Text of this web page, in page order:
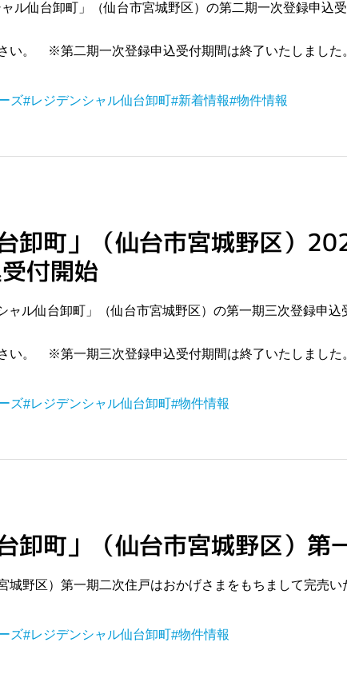
ル仙台卸町」（仙台市宮城野区）の第二期一次登録申込受
い。 ※第二期一次登録申込受付期間は終了いたしました
ズ レジデンシャル仙台卸町 新着情報 物件情報
卸町」（仙台市宮城野区）
付開始
ル仙台卸町」（仙台市宮城野区）の第一期三次登録申込
い。 ※第一期三次登録申込受付期間は終了いたしました
ズ レジデンシャル仙台卸町 物件情報
卸町」（仙台市宮城野区）第
城野区）第一期二次住戸はおかげさまをもちまして完売い
ズ レジデンシャル仙台卸町 物件情報